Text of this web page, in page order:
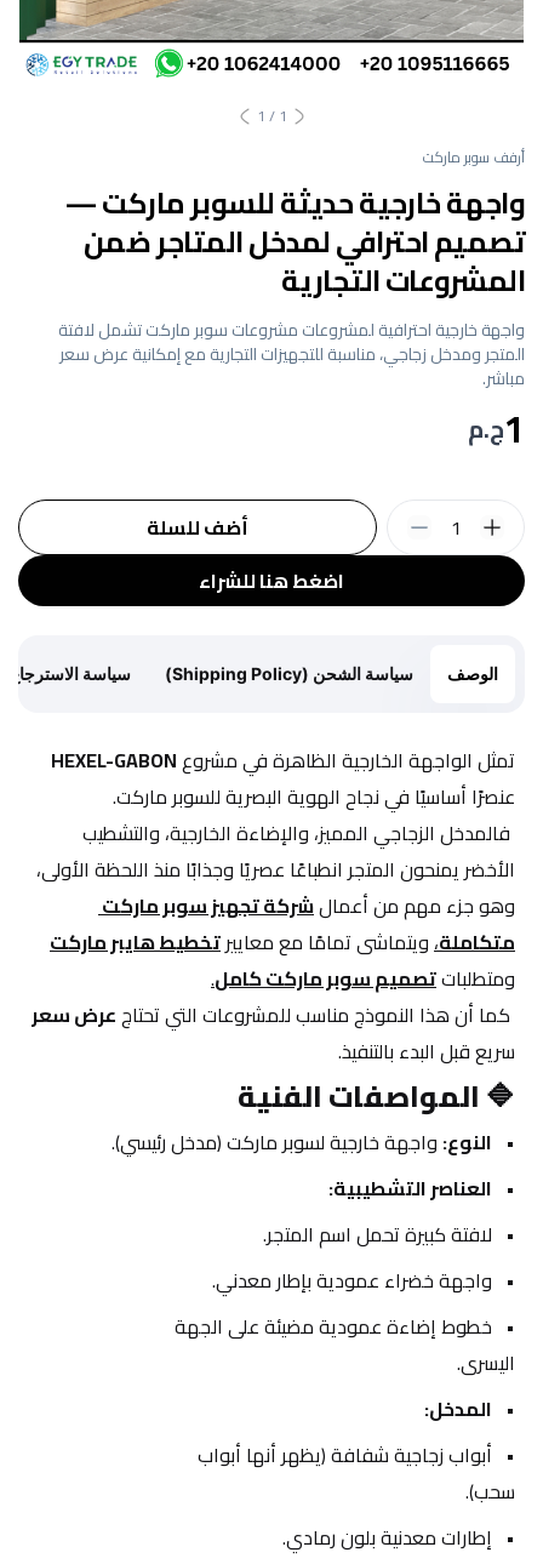
1
/
1
أرفف سوبر ماركت
واجهة خارجية حديثة للسوبر ماركت —
تصميم احترافي لمدخل المتاجر ضمن
المشروعات التجارية
واجهة خارجية احترافية لمشروعات مشروعات سوبر ماركت تشمل لافتة
المتجر ومدخل زجاجي، مناسبة للتجهيزات التجارية مع إمكانية عرض سعر
مباشر.
1ج.م
اضغط هنا للشراء
أضف للسلة 1
الوصف سياسة الشحن (Shipping Policy) سياسة الاسترجاع (Return Policy)
تمثل الواجهة الخارجية الظاهرة في مشروع HEXEL-GABON
عنصرًا أساسيًا في نجاح الهوية البصرية للسوبر ماركت.
وهو جزء مهم من أعمال
شركة تجهيز سوبر ماركت
متكاملة، ويتماشى تمامًا مع معايير تخطيط هايبر ماركت
ومتطلبات تصميم سوبر ماركت كامل.
عرض سعر
سريع قبل البدء بالتنفيذ.
🔷 المواصفات الفنية
النوع: واجهة خارجية لسوبر ماركت (مدخل رئيسي).
العناصر التشطيبية:
لافتة كبيرة تحمل اسم المتجر.
واجهة خضراء عمودية بإطار معدني.
اليسرى.
المدخل:
سحب).
إطارات معدنية بلون رمادي.